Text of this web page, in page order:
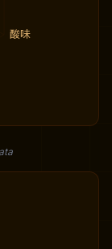
酸味